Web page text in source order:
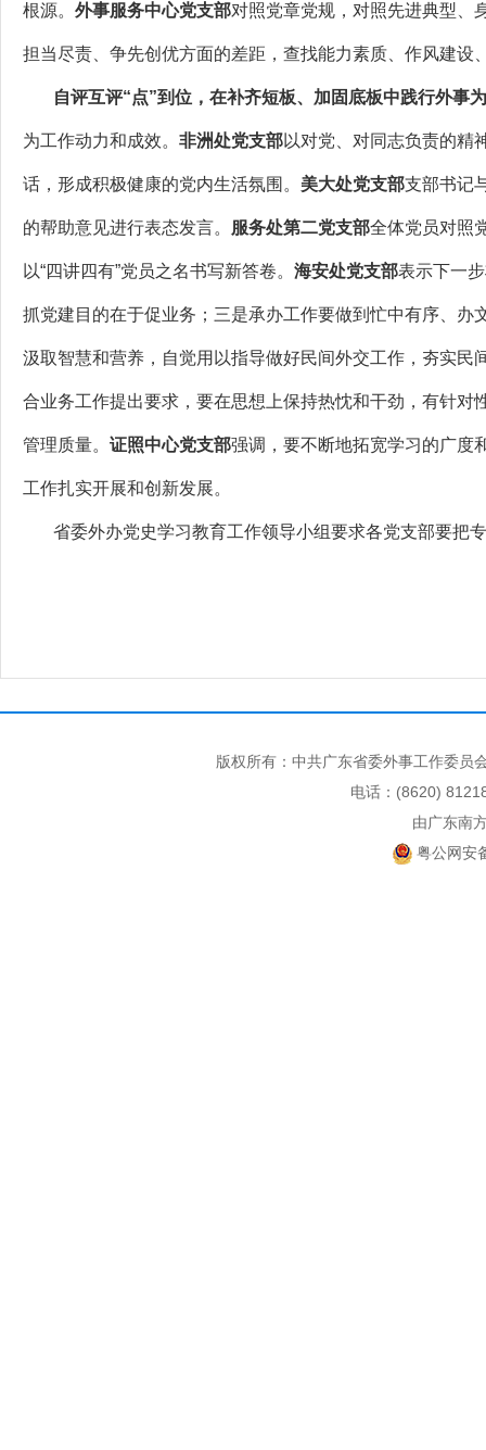
根源。 外事服务中心党支部对照党章党规，对照先进典型、
担当尽责、争先创优方面的差距，查找能力素质、作风建设
自评互评“点”到位，在补齐短板、加固底板中践行外事
为工作动力和成效。 非洲处党支部以对党、对同志负责的精
话，形成积极健康的党内生活氛围。 美大处党支部支部书记
的帮助意见进行表态发言。 服务处第二党支部全体党员对照
以“四讲四有”党员之名书写新答卷。 海安处党支部表示下一
抓党建目的在于促业务；三是承办工作要做到忙中有序、
汲取智慧和营养，自觉用以指导做好民间外交工作，夯实
合业务工作提出要求，要在思想上保持热忱和干劲，有针
管理质量。 证照中心党支部强调，要不断地拓宽学习的广度
工作扎实开展和创新发展。
省委外办党史学习教育工作领导小组要求各党支部要把
版权所有：中共广东省委外事工作委
电话：(8620)
由广东南
粤公网安